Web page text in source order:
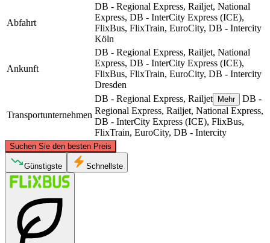
Abfahrt
DB - Regional Express, Railjet, National
Express, DB - InterCity Express (ICE),
FlixBus, FlixTrain, EuroCity, DB - Intercity
Köln
Ankunft
DB - Regional Express, Railjet, National
Express, DB - InterCity Express (ICE),
FlixBus, FlixTrain, EuroCity, DB - Intercity
Dresden
Transportunternehmen
DB - Regional Express, Railjet Mehr
DB -
Regional Express, Railjet, National Express,
DB - InterCity Express (ICE), FlixBus,
FlixTrain, EuroCity, DB - Intercity
Suchen Sie den besten Preis
Cologne
©CARTO, ©OpenStreetMapcontributors
Günstigste Schnellste